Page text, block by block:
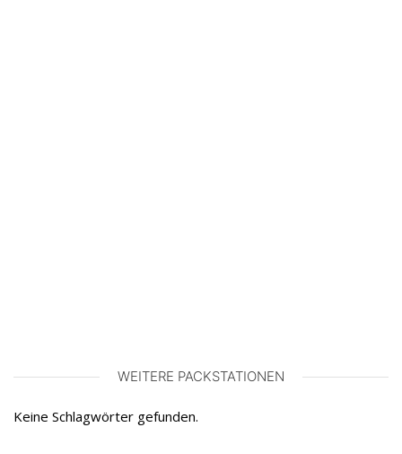
WEITERE PACKSTATIONEN
Keine Schlagwörter gefunden.